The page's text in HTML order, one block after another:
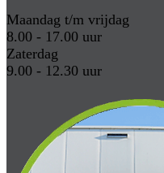
Maandag t/m vrijdag
8.00 - 17.00 uur
Zaterdag
9.00 - 12.30 uur